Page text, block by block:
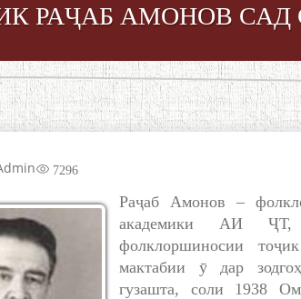
РАҶАБ АМОНОВ САД
7296
Раҷаб Амонов –
академики АИ ҶТ,
фолклоршиносии
мактабии ӯ дар
гузашта, соли 1938